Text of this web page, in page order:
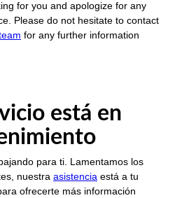
for you and apologize for any
Please do not hesitate to contact
for any further information
está en
para ti. Lamentamos los
nuestra asistencia está a tu
ofrecerte más información